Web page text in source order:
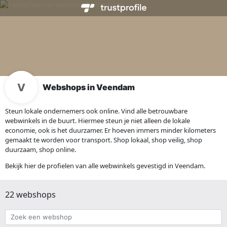
Webshops in Veendam
Steun lokale ondernemers ook online. Vind alle betrouwbare
webwinkels in de buurt. Hiermee steun je niet alleen de lokale
economie, ook is het duurzamer. Er hoeven immers minder kilometers
gemaakt te worden voor transport. Shop lokaal, shop veilig, shop
duurzaam, shop online.
Bekijk hier de profielen van alle webwinkels gevestigd in Veendam.
22 webshops
Zoek
een